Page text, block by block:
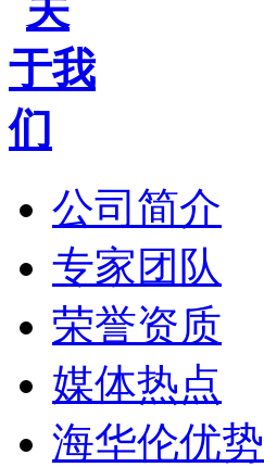
公司简介
专家团队
荣誉资质
媒体热点
海华伦优势